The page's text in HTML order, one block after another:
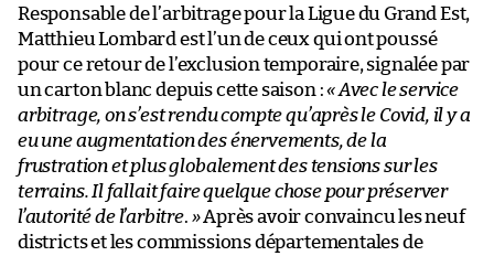
Responsable de l’arbitrage pour la Ligue du Grand Est,
Matthieu Lombard est l’un de ceux qui ont poussé
pour ce retour de l’exclusion temporaire, signalée par
un carton blanc depuis cette saison :« Avec le service
arbitrage, on s’est rendu compte qu’après le Covid, il y a
eu une augmentation des énervements, de la
frustration et plus globalement des tensions sur les
terrains. Il fallait faire quelque chose pour préserver
l’autorité de l’arbitre. »Après avoir convaincu les neuf
districts et les commissions départementales de